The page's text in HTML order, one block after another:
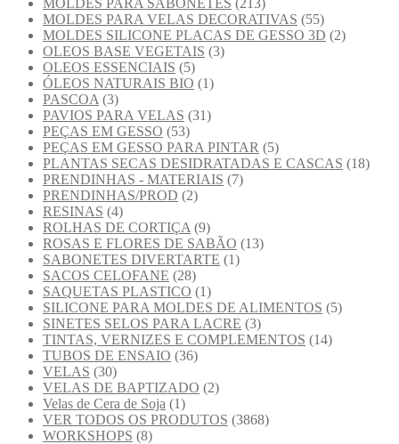
MOLDES PARA VELAS DECORATIVAS (55)
MOLDES SILICONE PLACAS DE GESSO 3D (2)
OLEOS BASE VEGETAIS (3)
OLEOS ESSENCIAIS (5)
ÓLEOS NATURAIS BIO (1)
PASCOA (3)
PAVIOS PARA VELAS (31)
PEÇAS EM GESSO (53)
PEÇAS EM GESSO PARA PINTAR (5)
PLANTAS SECAS DESIDRATADAS E CASCAS (18)
PRENDINHAS - MATERIAIS (7)
PRENDINHAS/PROD (2)
RESINAS (4)
ROLHAS DE CORTIÇA (9)
ROSAS E FLORES DE SABÃO (13)
SABONETES DIVERTARTE (1)
SACOS CELOFANE (28)
SAQUETAS PLASTICO (1)
SILICONE PARA MOLDES DE ALIMENTOS (5)
SINETES SELOS PARA LACRE (3)
TINTAS, VERNIZES E COMPLEMENTOS (14)
TUBOS DE ENSAIO (36)
VELAS (30)
VELAS DE BAPTIZADO (2)
Velas de Cera de Soja (1)
VER TODOS OS PRODUTOS (3868)
WORKSHOPS (8)